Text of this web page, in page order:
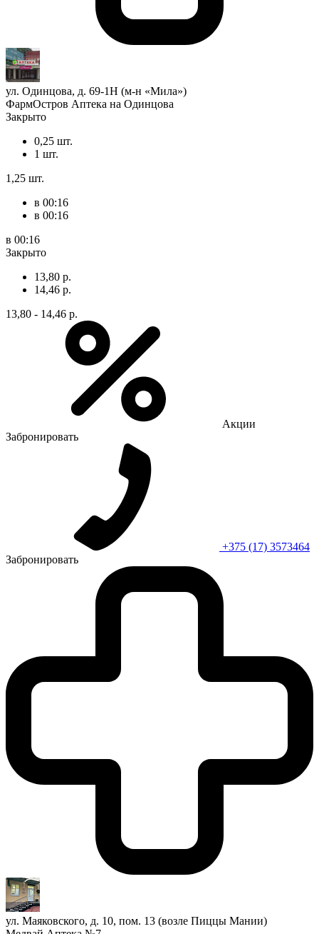
ул. Одинцова, д. 69-1Н (м-н «Мила»)
ФармОстров Аптека на Одинцова
Закрыто
0,25 шт.
1 шт.
1,25 шт.
в 00:16
в 00:16
в 00:16
Закрыто
13,80 р.
14,46 р.
13,80 - 14,46 р.
Акции
Забронировать
+375 (17) 3573464
Забронировать
ул. Маяковского, д. 10, пом. 13 (возле Пиццы Мании)